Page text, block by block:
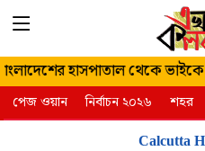
২১
আগস্ট
হাসপাতাল থেকে ভাইকে
পেজ ওয়ান নির্বাচন ২০২৬ শহর
Calcutta